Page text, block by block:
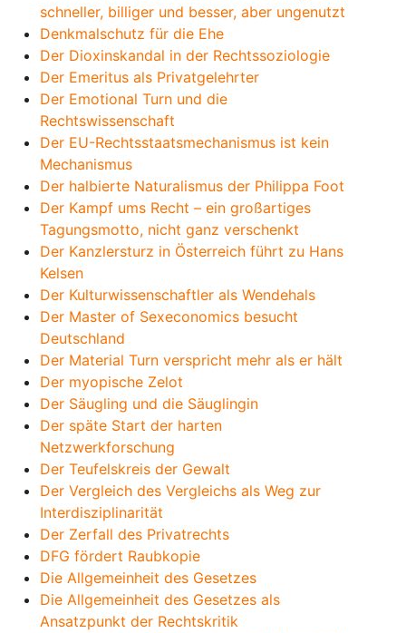
schneller, billiger und besser, aber ungenutzt
Denkmalschutz für die Ehe
Der Dioxinskandal in der Rechtssoziologie
Der Emeritus als Privatgelehrter
Der Emotional Turn und die
Rechtswissenschaft
Der EU-Rechtsstaatsmechanismus ist kein
Mechanismus
Der halbierte Naturalismus der Philippa Foot
Der Kampf ums Recht – ein großartiges
Tagungsmotto, nicht ganz verschenkt
Der Kanzlersturz in Österreich führt zu Hans
Kelsen
Der Kulturwissenschaftler als Wendehals
Der Master of Sexeconomics besucht
Deutschland
Der Material Turn verspricht mehr als er hält
Der myopische Zelot
Der Säugling und die Säuglingin
Der späte Start der harten
Netzwerkforschung
Der Teufelskreis der Gewalt
Der Vergleich des Vergleichs als Weg zur
Interdisziplinarität
Der Zerfall des Privatrechts
DFG fördert Raubkopie
Die Allgemeinheit des Gesetzes
Die Allgemeinheit des Gesetzes als
Ansatzpunkt der Rechtskritik